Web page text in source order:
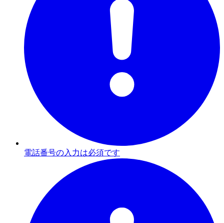
電話番号の入力は必須です